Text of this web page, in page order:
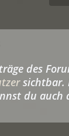
des
sichtbar.
du auch